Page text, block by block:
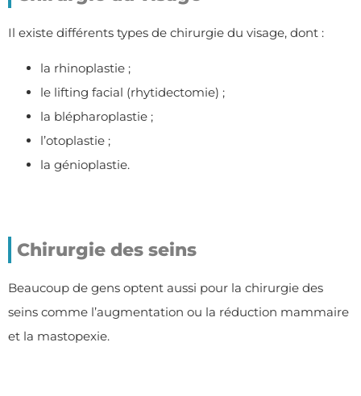
Il existe différents types de chirurgie du visage, dont :
la rhinoplastie ;
le lifting facial (rhytidectomie) ;
la blépharoplastie ;
l’otoplastie ;
la génioplastie.
Chirurgie des seins
Beaucoup de gens optent aussi pour la chirurgie des
seins comme l’augmentation ou la réduction mammaire
et la mastopexie.